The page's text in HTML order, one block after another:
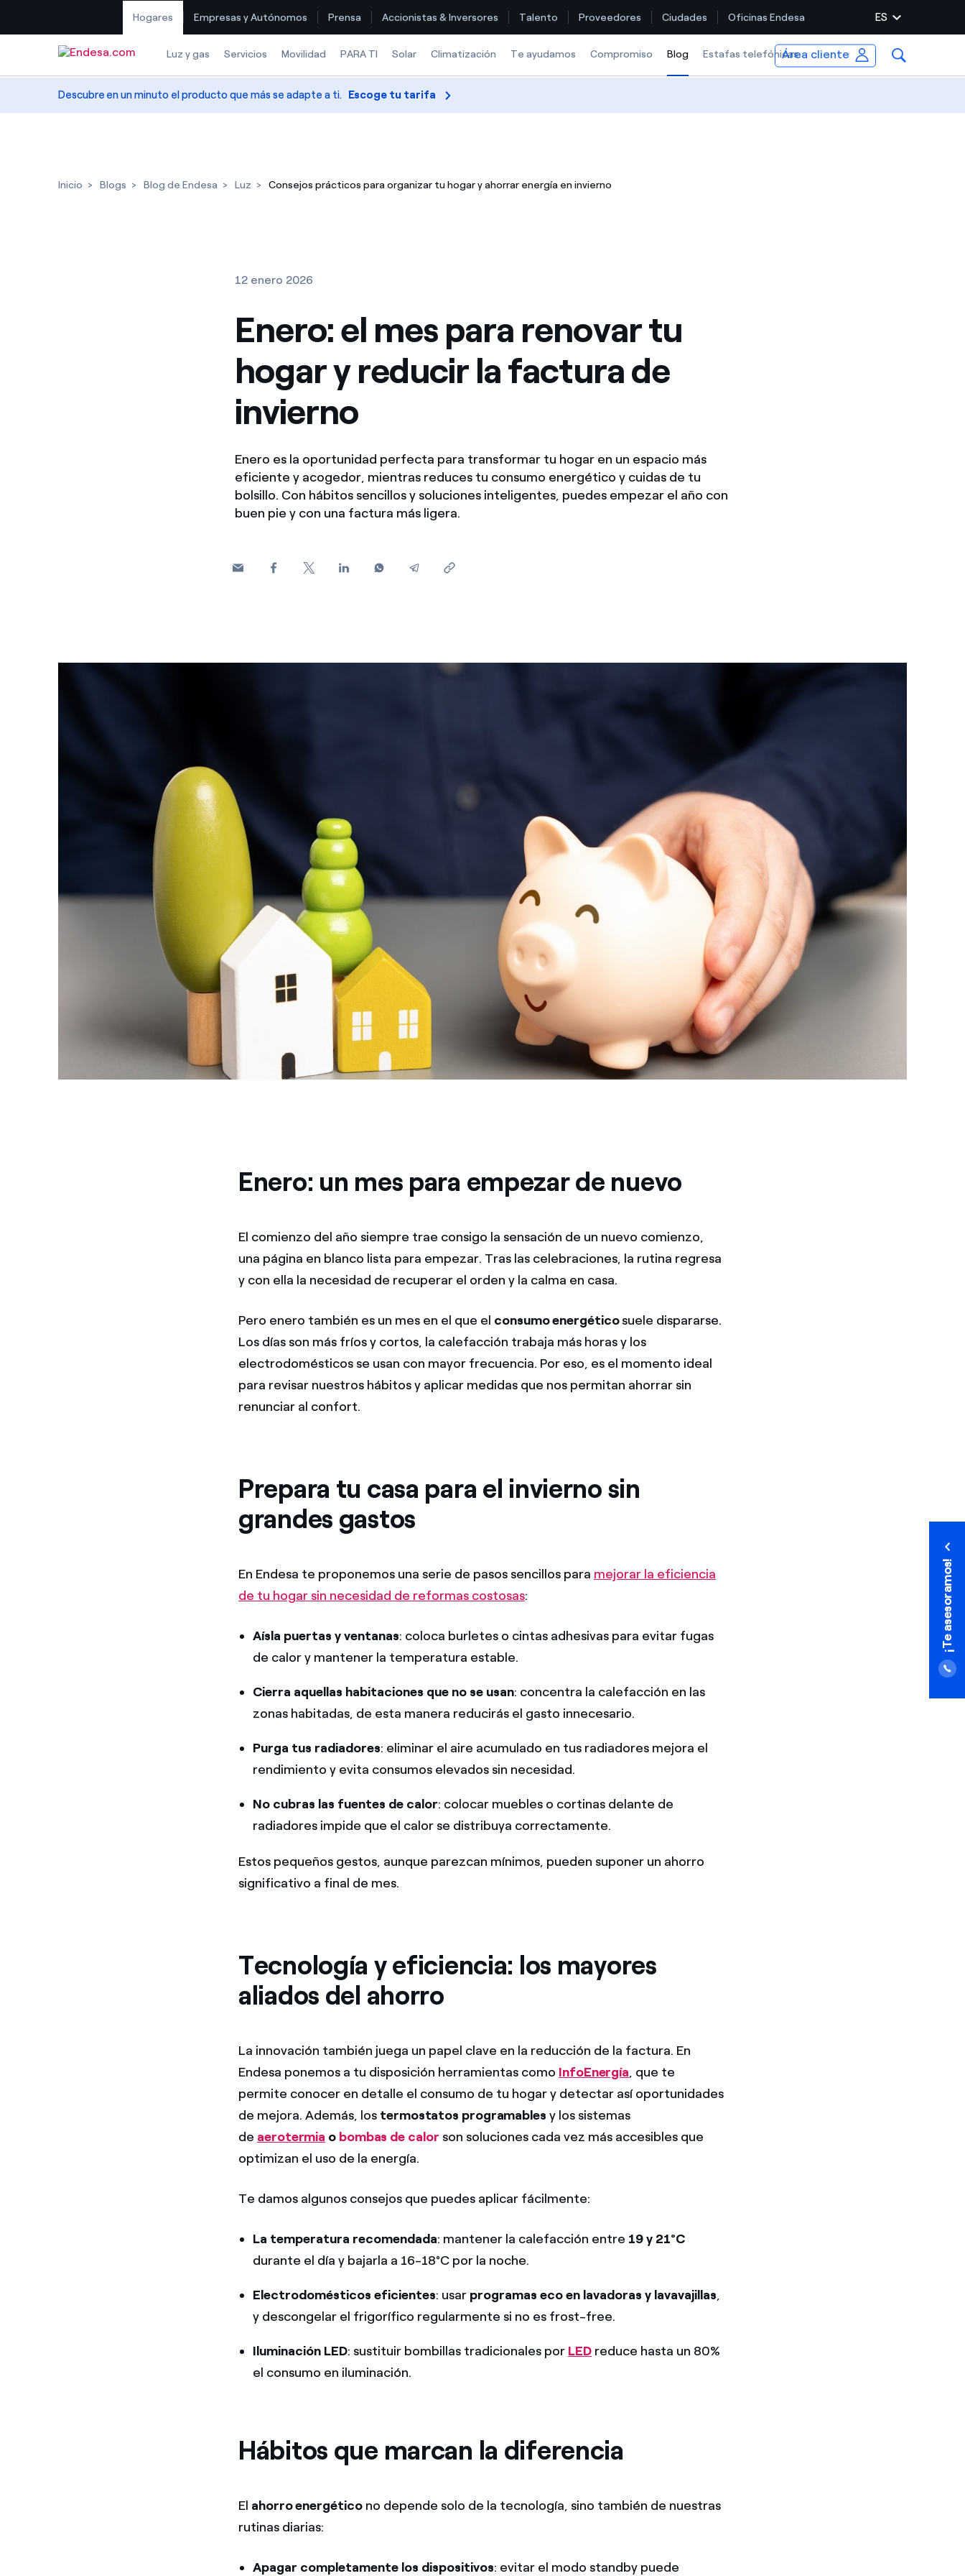
Hogares Empresas y Autónomos Prensa Accionistas & Inversores Talento Proveedores Ciudades Oficinas Endesa ES
Luz y gas Servicios Movilidad PARA TI Solar Climatización Te ayudamos Compromiso Blog Selected item
Estafas telefónicasÁrea cliente
Ofertas para autónomos y Pymes
¿Gestionas varias comunidades de propietarios?
Descubre en un minuto el producto que más se adapte a ti. Escoge tu tarifa
¡Te asesoramos!
Inicio Blogs Blog de Endesa Luz Consejos prácticos para organizar tu hogar y ahorrar energía en invierno
12 enero 2026
Enero: el mes para renovar tu
hogar y reducir la factura de
invierno
Enero es la oportunidad perfecta para transformar tu hogar en un espacio más
eficiente y acogedor, mientras reduces tu consumo energético y cuidas de tu
bolsillo. Con hábitos sencillos y soluciones inteligentes, puedes empezar el año con
buen pie y con una factura más ligera.
Enero: un mes para empezar de nuevo
El comienzo del año siempre trae consigo la sensación de un nuevo comienzo,
una página en blanco lista para empezar. Tras las celebraciones, la rutina regresa
y con ella la necesidad de recuperar el orden y la calma en casa.
Pero enero también es un mes en el que el consumo energéticosuele dispararse.
Los días son más fríos y cortos, la calefacción trabaja más horas y los
electrodomésticos se usan con mayor frecuencia. Por eso, es el momento ideal
para revisar nuestros hábitos y aplicar medidas que nos permitan ahorrar sin
renunciar al confort.
Prepara tu casa para el invierno sin
grandes gastos
En Endesa te proponemos una serie de pasos sencillos para mejorar la eficiencia
de tu hogar sin necesidad de reformas costosas:
Aísla puertas y ventanas: coloca burletes o cintas adhesivas para evitar fugas
de calor y mantener la temperatura estable.
Cierra aquellas habitaciones que no se usan: concentra la calefacción en las
zonas habitadas, de esta manera reducirás el gasto innecesario.
Purga tus radiadores: eliminar el aire acumulado en tus radiadores mejora el
rendimiento y evita consumos elevados sin necesidad.
No cubras las fuentes de calor: colocar muebles o cortinas delante de
radiadores impide que el calor se distribuya correctamente.
Estos pequeños gestos, aunque parezcan mínimos, pueden suponer un ahorro
significativo a final de mes.
Tecnología y eficiencia: los mayores
aliados del ahorro
La innovación también juega un papel clave en la reducción de la factura. En
Endesa ponemos a tu disposición herramientas como InfoEnergía, que te
permite conocer en detalle el consumo de tu hogar y detectar así oportunidades
de mejora. Además, los termostatos programables y los sistemas
de aerotermia o bombas de calor son soluciones cada vez más accesibles que
optimizan el uso de la energía.
Te damos algunos consejos que puedes aplicar fácilmente:
La temperatura recomendada: mantener la calefacción entre 19 y 21°C
durante el día y bajarla a 16-18°C por la noche.
Electrodomésticos eficientes: usar programas eco en lavadoras y lavavajillas,
y descongelar el frigorífico regularmente si no es frost-free.
Iluminación LED: sustituir bombillas tradicionales por LED reduce hasta un 80%
el consumo en iluminación.
Hábitos que marcan la diferencia
El ahorro energéticono depende solo de la tecnología, sino también de nuestras
rutinas diarias:
Apagar completamente los dispositivos: evitar el modo standby puede
¡Te asesoramos!